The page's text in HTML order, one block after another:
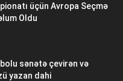
üçün Avropa Seçmə
Oldu
sənətə çevirən və
yazan dahi